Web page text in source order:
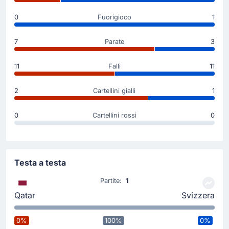
17'
Ha segnato Breel Embolo (Svizzera). La sua squadra
16'
Cartellino giallo
Mahmud Ibrahim Abunada
Inizio della partita
0 Fuorigioco 1
7 Parate 3
11 Falli 11
2 Cartellini gialli 1
0 Cartellini rossi 0
Testa a testa
Qatar
Partite: 1
Svizzera
0%
100%
0%